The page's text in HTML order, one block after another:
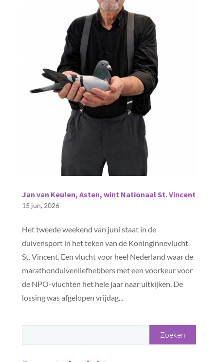
Jan van Keulen, Asten, wint Nationaal St. Vincent
15 jun, 2026
Het tweede weekend van juni staat in de
duivensport in het teken van de Koninginnevlucht
St. Vincent. Een vlucht voor heel Nederland waar de
marathonduivenliefhebbers met een voorkeur voor
de NPO-vluchten het hele jaar naar uitkijken. De
lossing was afgelopen vrijdag...